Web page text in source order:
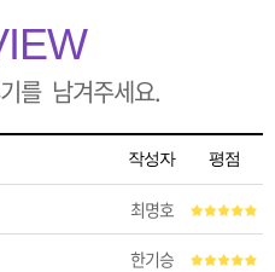
를 남겨주세요.
작성자 평점
최명호
한기승